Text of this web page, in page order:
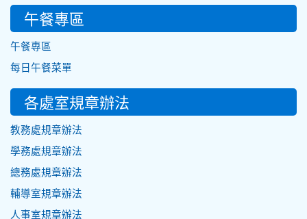
午餐專區
午餐專區
每日午餐菜單
各處室規章辦法
教務處規章辦法
學務處規章辦法
總務處規章辦法
輔導室規章辦法
人事室規章辦法